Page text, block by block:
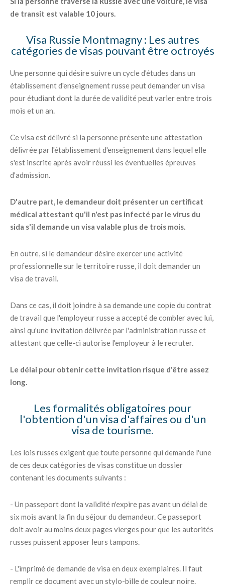
de transit est valable 10 jours.
Visa Russie Montmagny : Les autres
catégories de visas pouvant être octroyés
Une personne qui désire suivre un cycle d'études dans un
établissement d'enseignement russe peut demander un visa
pour étudiant dont la durée de validité peut varier entre trois
mois et un an.
Ce visa est délivré si la personne présente une attestation
délivrée par l'établissement d'enseignement dans lequel elle
s'est inscrite après avoir réussi les éventuelles épreuves
d'admission.
D'autre part, le demandeur doit présenter un certificat
médical attestant qu'il n'est pas infecté par le virus du
sida s'il demande un visa valable plus de trois mois.
En outre, si le demandeur désire exercer une activité
professionnelle sur le territoire russe, il doit demander un
visa de travail.
Dans ce cas, il doit joindre à sa demande une copie du contrat
de travail que l'employeur russe a accepté de combler avec lui,
ainsi qu'une invitation délivrée par l'administration russe et
attestant que celle-ci autorise l'employeur à le recruter.
Le délai pour obtenir cette invitation risque d'être assez
long.
Les formalités obligatoires pour
l'obtention d'un visa d'affaires ou d'un
visa de tourisme.
Les lois russes exigent que toute personne qui demande l'une
de ces deux catégories de visas constitue un dossier
contenant les documents suivants :
- Un passeport dont la validité n'expire pas avant un délai de
six mois avant la fin du séjour du demandeur. Ce passeport
doit avoir au moins deux pages vierges pour que les autorités
russes puissent apposer leurs tampons.
- L'imprimé de demande de visa en deux exemplaires. Il faut
remplir ce document avec un stylo-bille de couleur noire.